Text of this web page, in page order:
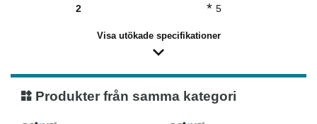
2 * 5
Visa utökade specifikationer
Produkter från samma kategori